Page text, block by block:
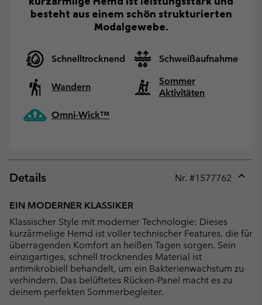
besteht aus einem schön strukturierten
Modalgewebe.
Schnelltrocknend Schweißaufnahme
Wandern
Sommer
Aktivitäten
Omni-Wick™
Details Nr. #1577762
EIN MODERNER KLASSIKER
Klassischer Style mit moderner Technologie: Dieses
kurzärmelige Hemd ist voller technischer Features, die für
überragenden Komfort an heißen Tagen sorgen. Sein
einzigartiges, schnell trocknendes Material ist
antimikrobiell behandelt, um ein Bakterienwachstum zu
verhindern. Das belüftetes Rücken-Panel macht es zu
deinem perfekten Sommerbegleiter.